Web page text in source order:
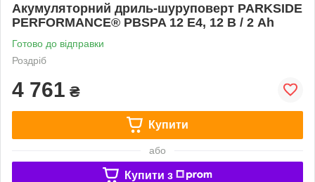
Акумуляторний дриль-шуруповерт PARKSIDE
PERFORMANCE® PBSPA 12 E4, 12 В / 2 Аh
Готово до відправки
Роздріб
4 761 ₴
Купити
або
Купити з